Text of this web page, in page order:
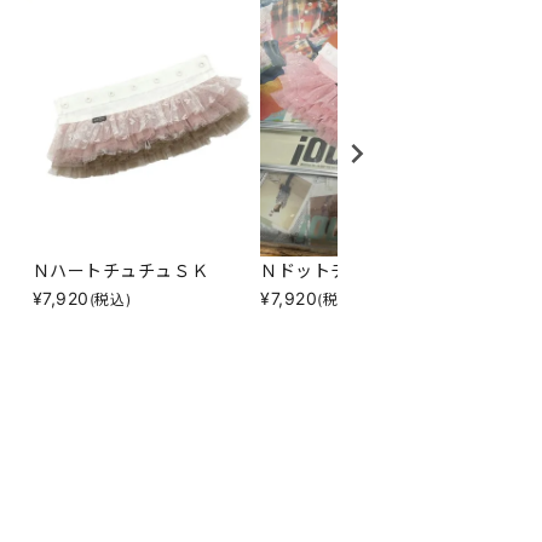
ＮハートチュチュＳＫ
¥7,920 (税込)
ＮドットチュチュＳＫ
¥7,920(税込)